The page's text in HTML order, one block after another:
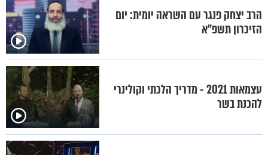
הרב יצחק פנגר עם השראה יומית: יום
הזיכרון תשפ"א
עצמאות 2021 - מדריך הלכתי וקולינרי
להכנת בשר